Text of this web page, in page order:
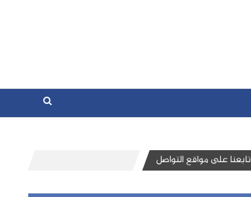
تابعنا على مواقع التواصل